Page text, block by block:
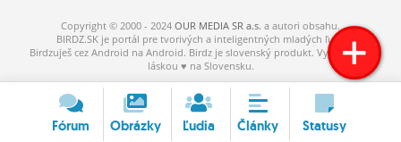
Copyright © 2000 - 2024 OUR MEDIA SR a.s. a autori obsahu.
BIRDZ.SK je portál pre tvorivých a inteligentných mladých ľudí.
Birdzuješ cez Android na Android. Birdz je slovenský produkt. Vytvorené s
láskou ♥ na Slovensku.
Fórum Obrázky Ľudia Články Statusy